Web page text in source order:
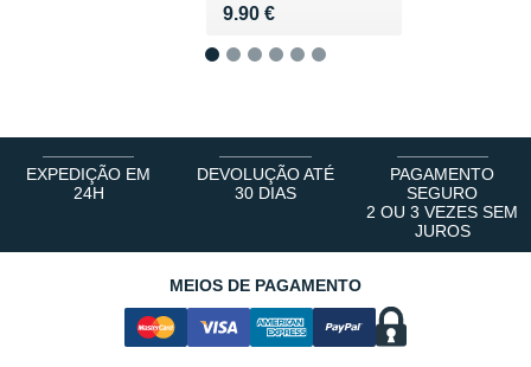
9.90 €
Vendu 9.90 €
EXPEDIÇÃO EM
24H
DEVOLUÇÃO ATÉ
30 DIAS
PAGAMENTO
SEGURO
2 OU 3 VEZES SEM
JUROS
MEIOS DE PAGAMENTO